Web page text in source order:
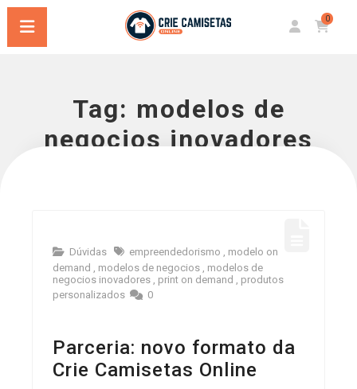
0
Tag: modelos de
negocios inovadores
Dúvidas empreendedorismo
modelo on
demand
modelos de negocios
modelos de
negocios inovadores
print on demand
produtos
personalizados
0
Parceria: novo formato da
Crie Camisetas Online